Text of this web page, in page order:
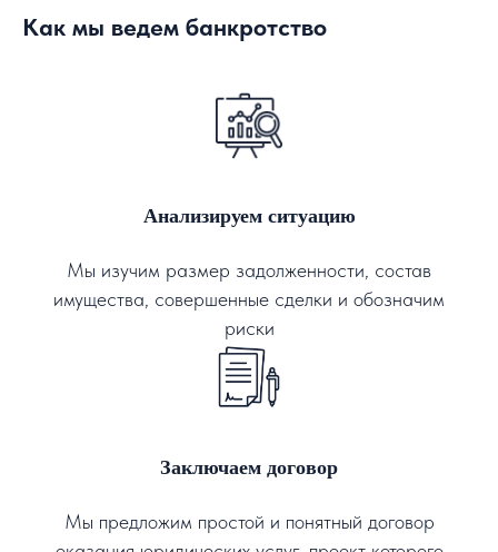
Как мы ведем банкротство
Анализируем ситуацию
Мы изучим размер задолженности, состав
имущества, совершенные сделки и обозначим
риски
Заключаем договор
Мы предложим простой и понятный договор